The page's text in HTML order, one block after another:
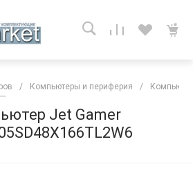
/ Компьютеры и периферия /
Jet Gamer